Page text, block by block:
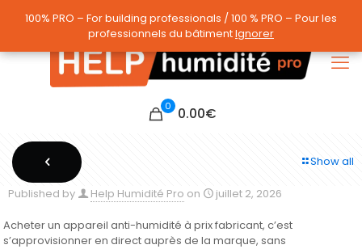
0 0.00€
Show all
Published by Help Humidité Pro on juillet 2, 2026
Acheter un appareil anti-humidité à prix fabricant, c’est
s’approvisionner en direct auprès de la marque, sans
100% PRO – For building professionals / 100 % PRO – Pour les
professionnels du bâtimentIgnorer
100% PRO – For building professionals / 100 % PRO – Pour les
professionnels du bâtimentIgnorer